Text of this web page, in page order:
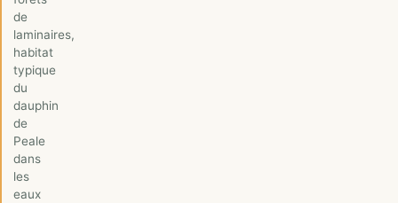
de
laminaires,
habitat
typique
du
dauphin
de
Peale
dans
les
eaux